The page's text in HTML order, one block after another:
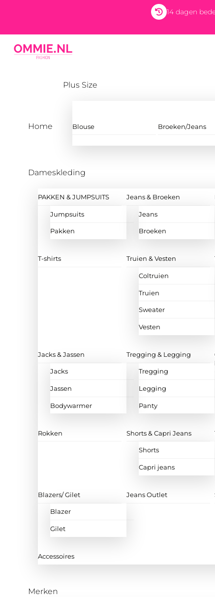
content
14 dagen
Home
Plus Size
Blouse Broeken/Jeans
Dameskleding
PAKKEN & JUMPSUITS
Jumpsuits
Pakken
Jeans & Broeken
Jeans
Broeken
T-shirts Truien & Vesten
Coltruien
Truien
Sweater
Vesten
Jacks & Jassen
Jacks
Jassen
Bodywarmer
Tregging & Legging
Tregging
Legging
Panty
Rokken Shorts & Capri Jeans
Shorts
Capri jeans
Blazers/ Gilet
Blazer
Gilet
Jeans Outlet
Accessoires
Merken